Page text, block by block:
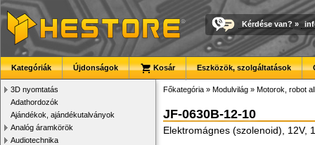
Kérdése van? »
Kategóriák Újdonságok Kosár Eszközök, szolgáltatások
3D nyomtatás
Adathordozók
Ajándékok, ajándékutalványok
Analóg áramkörök
Audiotechnika
Főkategória » Modulvilág » Motorok, robot
JF-0630B-12-10
Elektromágnes (szolenoid), 12V,